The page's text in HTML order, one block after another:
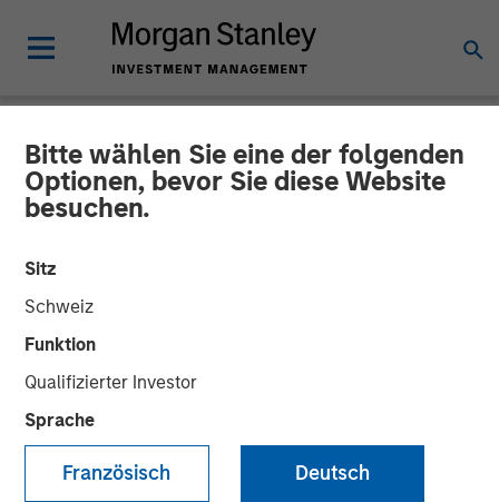
Bitte wählen Sie eine der folgenden
Optionen, bevor Sie diese Website
besuchen.
Sitz
Schweiz
Funktion
Qualifizierter Investor
Sprache
Französisch Deutsch
NEWSROOM
Flexential to Accelerate
Expansion and Growth with
Strategic Investment from
Morgan Stanley
Infrastructure Partners and
Continued Support from GI
Partners